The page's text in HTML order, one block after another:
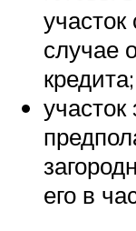
случае
кредита;
его в